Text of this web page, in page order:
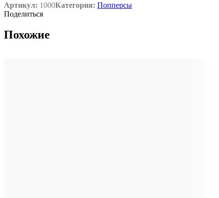
Артикул: 1000Категория: Попперсы
Поделиться
Похожие